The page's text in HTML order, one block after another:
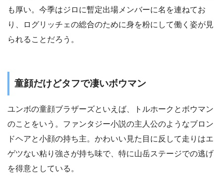
も厚い。今季はジロに暫定出場メンバーに名を連ねてお
り、ログリッチェの総合のために身を粉にして働く姿が見
られることだろう。
童顔だけどタフで凄いボウマン
ユンボの童顔ブラザーズといえば、トルホークとボウマン
のことをいう。ファンタジー小説の主人公のようなブロン
ドヘアと小顔の持ち主。かわいい見た目に反して走りはエ
ゲツない粘り強さが持ち味で、特に山岳ステージでの逃げ
を得意としている。